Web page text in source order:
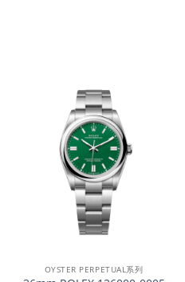
OYSTER PERPETUAL系列